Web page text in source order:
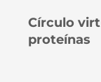
Círculo
proteínas